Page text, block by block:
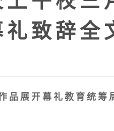
礼 致 辞 全
品 展 开 幕 礼 教 育 统 筹